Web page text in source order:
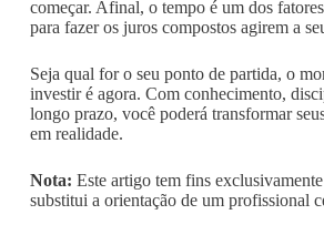
começar. Afinal, o tempo é um dos
para fazer os juros compostos agirem a
Seja qual for o seu ponto de partida, o
investir é agora. Com conhecimento,
longo prazo, você poderá transformar
em realidade.
Nota: Este artigo tem fins
substitui a orientação de um profissional